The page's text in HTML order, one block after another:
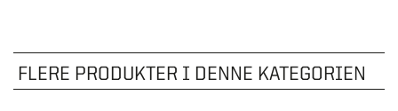
FLERE PRODUKTER I DENNE KATEGORIEN